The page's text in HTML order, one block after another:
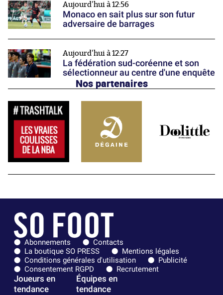
Aujourd'hui à 12:56
Monaco en sait plus sur son futur
adversaire de barrages
Aujourd'hui à 12:27
La fédération sud-coréenne et son
sélectionneur au centre d'une enquête
Nos partenaires
Abonnements
Contacts
La boutique SO PRESS
Mentions légales
Conditions générales d'utilisation
Publicité
Consentement RGPD
Recrutement
Joueurs en
tendance
Équipes en
tendance